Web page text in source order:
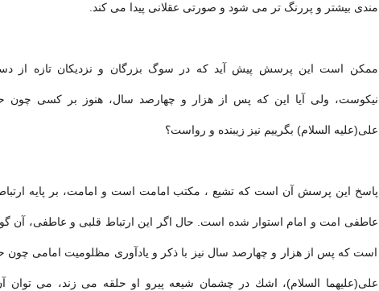
مندی بیشتر و پررنگ تر می شود و صورتی عقلانی پیدا می كند.
ممكن است این پرسش پیش آید كه در سوگ بزرگان و نزدیكان تازه از
نیكوست، ولی آیا این كه پس از هزار و چهارصد سال، هنوز بر كسی چون
علی(علیه السلام) بگرییم نیز زیبنده و رواست؟
پاسخ این پرسش آن است كه تشیع ، مكتب امامت است و امامت، بر پایه
عاطفی امت و امام استوار شده است. حال اگر این ارتباط قلبی و عاطفی، آن
است كه پس از هزار و چهارصد سال نیز با ذكر و یادآوری مظلومیت امامی چون
علی(علیهما السلام)، اشك در چشمان شیعه پیرو او حلقه می زند، می توان